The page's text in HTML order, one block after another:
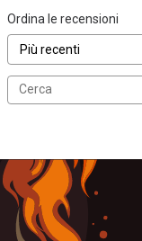
Ordina le recensioni